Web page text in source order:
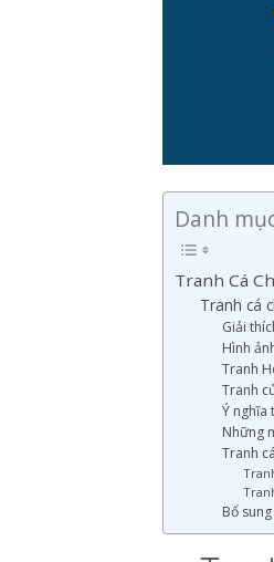
Danh
Tranh Cá
Tranh cá
Giải
Hình
Tranh
Tranh
Ý nghĩa
Những
Tranh
Bổ